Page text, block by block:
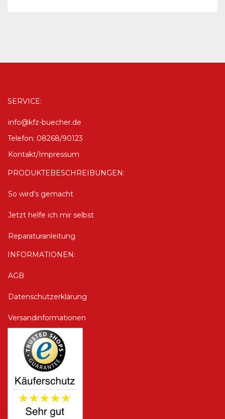
SERVICE:
info@kfz-buecher.de
Telefon: 08268/90123
Kontakt/Impressum
PRODUKTEBESCHREIBUNGEN:
So wird's gemacht
Jetzt helfe ich mir selbst
Reparaturanleitung
INFORMATIONEN:
AGB
Datenschutzerklärung
Versandinformationen